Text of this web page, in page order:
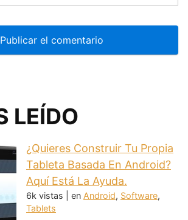
LEÍDO
¿Quieres Construir Tu Propia
Tableta Basada En Android?
Aquí Está La Ayuda.
6k vistas en Android, Software,
Tablets